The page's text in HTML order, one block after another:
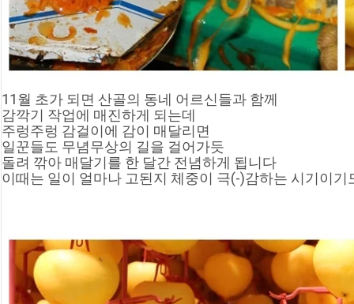
11월 초가 되면 산골의 동네 어르신들과 함께
감깍기 작업에 매진하게 되는데
주렁주렁 감걸이에 감이 매달리면
일꾼들도 무념무상의 길을 걸어가듯
돌려 깎아 매달기를 한 달간 전념하게 됩니다
이때는 일이 얼마나 고된지 체중이 극(-)감하는 시기이기